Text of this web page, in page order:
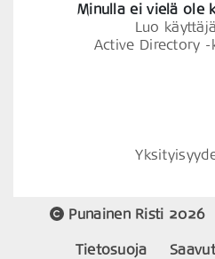
Minulla ei vielä ole
Luo
Active Directory
Punainen Risti 2026
Tietosuoja